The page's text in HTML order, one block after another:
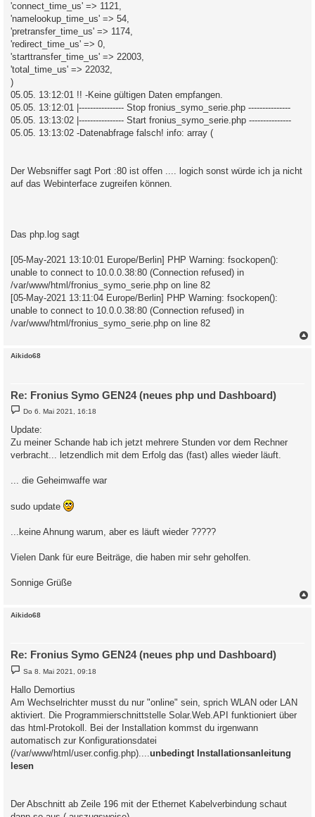
'connect_time_us' => 1121,
'namelookup_time_us' => 54,
'pretransfer_time_us' => 1174,
'redirect_time_us' => 0,
'starttransfer_time_us' => 22003,
'total_time_us' => 22032,
)
05.05. 13:12:01 !! -Keine gültigen Daten empfangen.
05.05. 13:12:01 |---------------- Stop fronius_symo_serie.php ---------------
05.05. 13:13:02 |---------------- Start fronius_symo_serie.php ---------------
05.05. 13:13:02 -Datenabfrage falsch! info: array (
Der Websniffer sagt Port :80 ist offen .... logich sonst würde ich ja nicht
auf das Webinterface zugreifen können.
Das php.log sagt
[05-May-2021 13:10:01 Europe/Berlin] PHP Warning: fsockopen():
unable to connect to 10.0.0.38:80 (Connection refused) in
/var/www/html/fronius_symo_serie.php on line 82
[05-May-2021 13:11:04 Europe/Berlin] PHP Warning: fsockopen():
unable to connect to 10.0.0.38:80 (Connection refused) in
/var/www/html/fronius_symo_serie.php on line 82
Aikido68
Re: Fronius Symo GEN24 (neues php und Dashboard)
B
e
t
r
a
g
Do 6. Mai 2021, 16:18
Update:
Zu meiner Schande hab ich jetzt mehrere Stunden vor dem Rechner
verbracht... letzendlich mit dem Erfolg das (fast) alles wieder läuft.
... die Geheimwaffe war
sudo update
...keine Ahnung warum, aber es läuft wieder ?????
Vielen Dank für eure Beiträge, die haben mir sehr geholfen.
Sonnige Grüße
Aikido68
Re: Fronius Symo GEN24 (neues php und Dashboard)
B
e
i
t
r
a
g
Sa 8. Mai 2021, 09:18
Hallo Demortius
Am Wechselrichter musst du nur "online" sein, sprich WLAN oder LAN
aktiviert. Die Programmierschnittstelle Solar.Web.API funktioniert über
das html-Protokoll. Bei der Installation kommst du irgenwann
automatisch zur Konfigurationsdatei
(/var/www/html/user.config.php).... unbedingt Installationsanleitung
lesen
Der Abschnitt ab Zeile 196 mit der Ethernet Kabelverbindung schaut